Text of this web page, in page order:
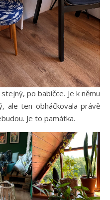
po babičce. Je k němu
ale ten obháčkovala právě
Je to památka.